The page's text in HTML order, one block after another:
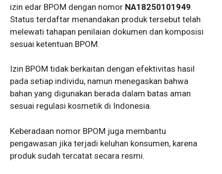
izin edar BPOM dengan nomor NA18250101949.
Status terdaftar menandakan produk tersebut telah
melewati tahapan penilaian dokumen dan komposisi
sesuai ketentuan BPOM.
Izin BPOM tidak berkaitan dengan efektivitas hasil
pada setiap individu, namun menegaskan bahwa
bahan yang digunakan berada dalam batas aman
sesuai regulasi kosmetik di Indonesia.
Keberadaan nomor BPOM juga membantu
pengawasan jika terjadi keluhan konsumen, karena
produk sudah tercatat secara resmi.